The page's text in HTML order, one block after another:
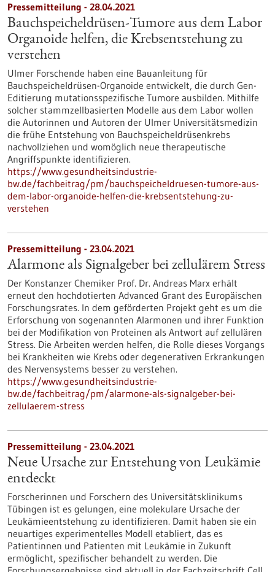
Pressemitteilung - 28.04.2021
Bauchspeicheldrüsen-Tumore aus dem Labor
Organoide helfen, die Krebsentstehung zu
verstehen
Ulmer Forschende haben eine Bauanleitung für
Bauchspeicheldrüsen-Organoide entwickelt, die durch Gen-
Editierung mutationsspezifische Tumore ausbilden. Mithilfe
solcher stammzellbasierten Modelle aus dem Labor wollen
die Autorinnen und Autoren der Ulmer Universitätsmedizin
die frühe Entstehung von Bauchspeicheldrüsenkrebs
nachvollziehen und womöglich neue therapeutische
Angriffspunkte identifizieren.
https://www.gesundheitsindustrie-
bw.de/fachbeitrag/pm/bauchspeicheldruesen-tumore-aus-
dem-labor-organoide-helfen-die-krebsentstehung-zu-
verstehen
Pressemitteilung - 23.04.2021
Alarmone als Signalgeber bei zellulärem Stress
Der Konstanzer Chemiker Prof. Dr. Andreas Marx erhält
erneut den hochdotierten Advanced Grant des Europäischen
Forschungsrates. In dem geförderten Projekt geht es um die
Erforschung von sogenannten Alarmonen und ihrer Funktion
bei der Modifikation von Proteinen als Antwort auf zellulären
Stress. Die Arbeiten werden helfen, die Rolle dieses Vorgangs
bei Krankheiten wie Krebs oder degenerativen Erkrankungen
des Nervensystems besser zu verstehen.
https://www.gesundheitsindustrie-
bw.de/fachbeitrag/pm/alarmone-als-signalgeber-bei-
zellulaerem-stress
Pressemitteilung - 23.04.2021
Neue Ursache zur Entstehung von Leukämie
entdeckt
Forscherinnen und Forschern des Universitätsklinikums
Tübingen ist es gelungen, eine molekulare Ursache der
Leukämieentstehung zu identifizieren. Damit haben sie ein
neuartiges experimentelles Modell etabliert, das es
Patientinnen und Patienten mit Leukämie in Zukunft
ermöglicht, spezifischer behandelt zu werden. Die